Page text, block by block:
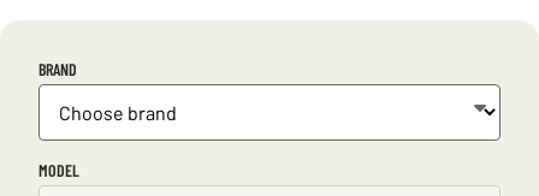
BRAND
MODEL